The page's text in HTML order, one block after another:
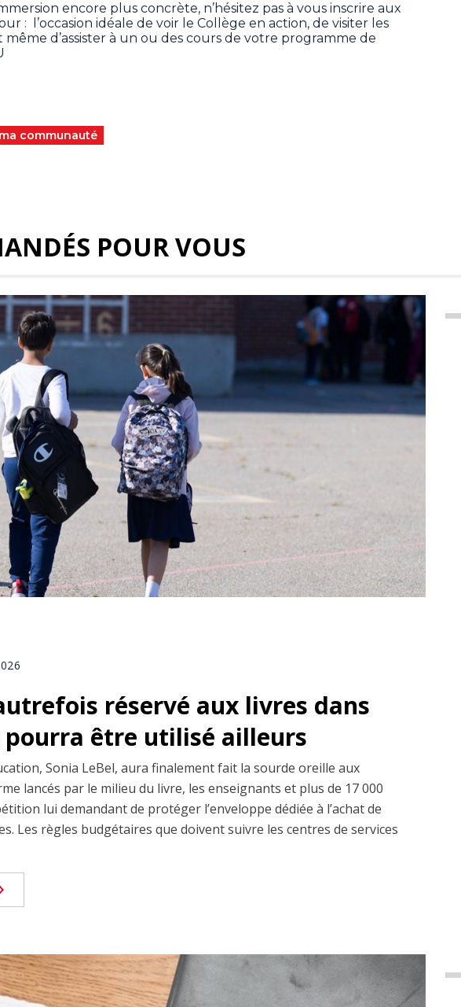
encore plus concrète, n’hésitez pas à vous inscrire aux
: l’occasion idéale de voir le Collège en action, de visiter les
même d’assister à un ou des cours de votre programme de
communauté
POUR VOUS
réservé aux livres dans
pourra être utilisé ailleurs
Sonia LeBel, aura finalement fait la sourde oreille aux
lancés par le milieu du livre, les enseignants et plus de 17 000
lui demandant de protéger l’enveloppe dédiée à l’achat de
Les règles budgétaires que doivent suivre les centres de services